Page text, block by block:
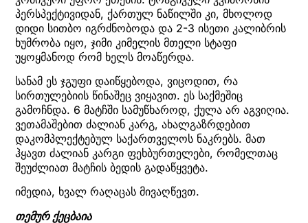
პერსპექტივიდან, ქართულ ნაწილში კი, მხოლოდ
დიდი სითბო იგრძნობოდა და 2-3 ისეთი კალიბრის
ხუმრობა იყო, ჯიმი კიმელის მთელი სტაფი
უყოყმანოდ რომ ხელს მოაწერდა.
სანამ ეს ჯგუფი დაიწყებოდა, ვიცოდით, რა
სირთულებიის წინაშეც ვიყავით. ეს საქმეშიც
გამოჩნდა. 6 მატჩში სამუწხაროდ, ქულა არ აგვიღია.
ვეთამაშებით ძალიან კარგ, ახალგაზრდებით
დაკომპლექტებულ საქართველოს ნაკრებს. მათ
ჰყავთ ძალიან კარგი ფეხბურთელები, რომელთაც
შეუძლიათ მატჩის ბედის გადაწყვეტა.
იმედია, ხვალ რაღაცას მივაღწევთ.
თემურ ქეცბაია